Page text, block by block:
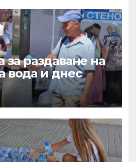
за раздаване на
вода и днес